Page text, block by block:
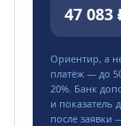
47 083
Ориентир, а
платёж — до
20%. Банк
и показатель
после заявки